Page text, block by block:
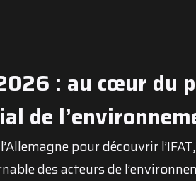
: au cœur du
de
pour découvrir
des acteurs de